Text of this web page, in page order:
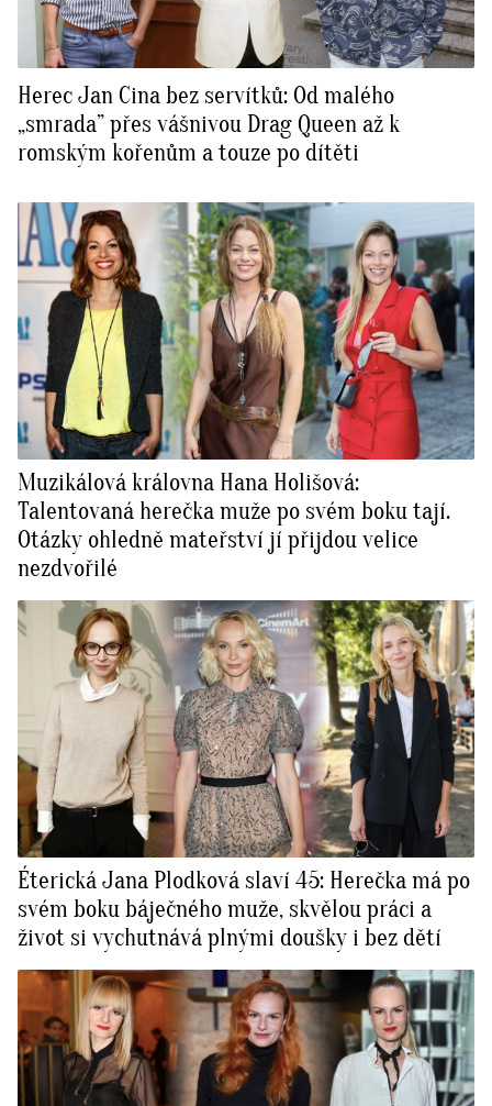
Herec Jan Cina bez servítků: Od malého
„smrada” přes vášnivou Drag Queen až k
romským kořenům a touze po dítěti
Muzikálová královna Hana Holišová:
Talentovaná herečka muže po svém boku tají.
Otázky ohledně mateřství jí přijdou velice
nezdvořilé
Éterická Jana Plodková slaví 45: Herečka má po
svém boku báječného muže, skvělou práci a
život si vychutnává plnými doušky i bez dětí